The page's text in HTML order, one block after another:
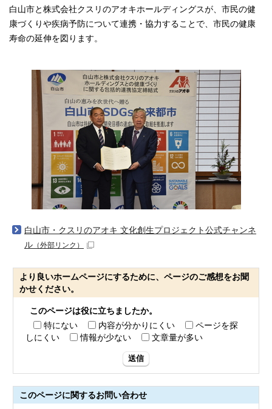
白山市と株式会社クスリのアオキホールディングスが、市民の健
康づくりや疾病予防について連携・協力することで、市民の健康
寿命の延伸を図ります。
白山市・クスリのアオキ 文化創生プロジェクト公式チャンネ
ル （外部リンク）
より良いホームページにするために、ページのご感想をお聞
かせください。
このページは役に立ちましたか。
特にない
内容が分かりにくい
ページを探
しにくい
情報が少ない 文章量が多い
送信
このページに関するお問い合わせ